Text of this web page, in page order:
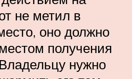
не метил в
оно должно
получения
нужно